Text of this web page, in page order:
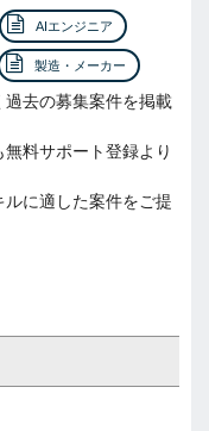
AIエンジニア
製造・メーカー
去の募集案件を掲載
料サポート登録より
に適した案件をご提